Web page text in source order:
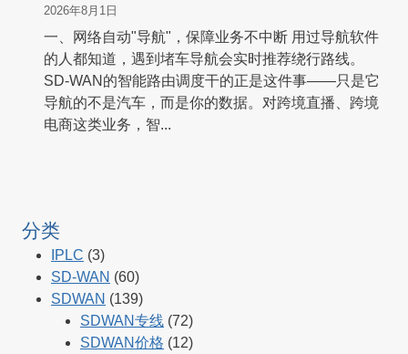
2026年8月1日
一、网络自动"导航"，保障业务不中断 用过导航软件
的人都知道，遇到堵车导航会实时推荐绕行路线。
SD-WAN的智能路由调度干的正是这件事——只是它
导航的不是汽车，而是你的数据。对跨境直播、跨境
电商这类业务，智...
分类
IPLC (3)
SD-WAN (60)
SDWAN (139)
SDWAN专线 (72)
SDWAN价格 (12)